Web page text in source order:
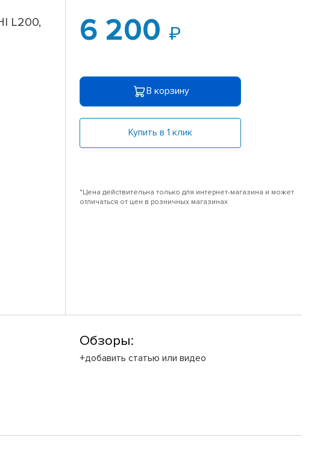
L200,
6 200
В корзину
Купить в 1 клик
*Цена действительна только для интернет-магазина и может
отличаться от цен в розничных магазинах
Обзоры:
+добавить статью или видео